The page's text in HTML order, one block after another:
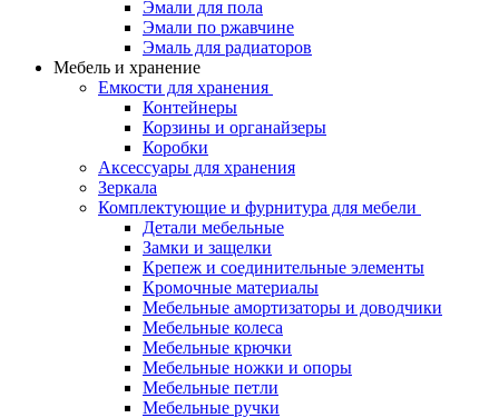
Эмали для пола
Эмали по ржавчине
Эмаль для радиаторов
Мебель и хранение
Емкости для хранения
Контейнеры
Корзины и органайзеры
Коробки
Аксессуары для хранения
Зеркала
Комплектующие и фурнитура для мебели
Детали мебельные
Замки и защелки
Крепеж и соединительные элементы
Кромочные материалы
Мебельные амортизаторы и доводчики
Мебельные колеса
Мебельные крючки
Мебельные ножки и опоры
Мебельные петли
Мебельные ручки